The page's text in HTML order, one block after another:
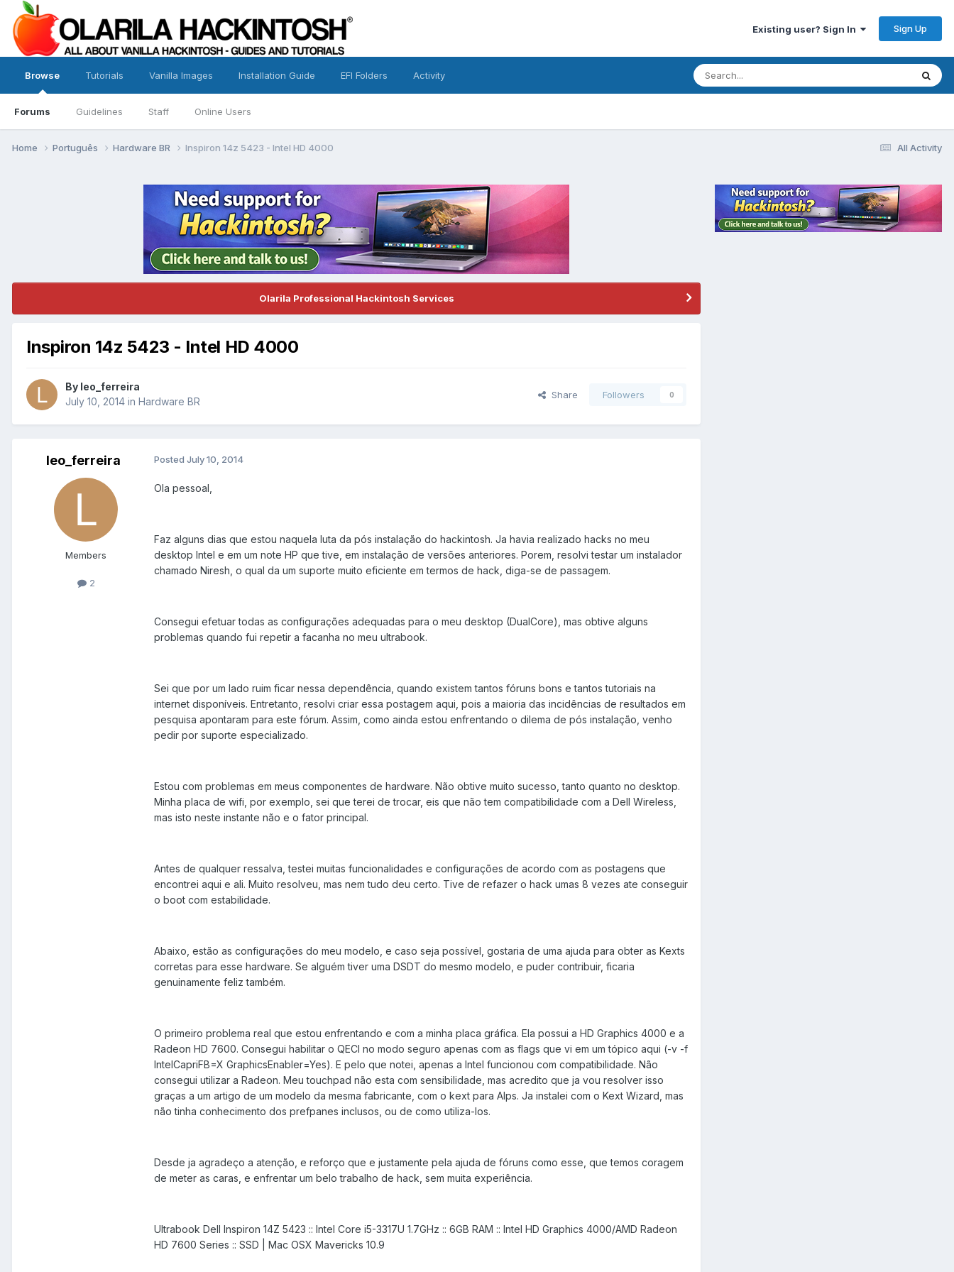
Existing user? Sign In Sign Up
Browse
Forums Guidelines Staff Online Users
Tutorials Vanilla Images Installation Guide EFI Folders Activity
All Activity
Home Português Hardware BR Inspiron 14z 5423 - Intel HD 4000
Olarila Professional Hackintosh Services
Inspiron 14z 5423 - Intel HD 4000
By leo_ferreira
July 10, 2014 in Hardware BR
Share Followers 0
leo_ferreira
Members
2
Posted July 10, 2014
Ola pessoal,
Faz alguns dias que estou naquela luta da pós instalação do hackintosh. Ja havia realizado hacks no meu
desktop Intel e em um note HP que tive, em instalação de versões anteriores. Porem, resolvi testar um instalador
chamado Niresh, o qual da um suporte muito eficiente em termos de hack, diga-se de passagem.
Consegui efetuar todas as configurações adequadas para o meu desktop (DualCore), mas obtive alguns
problemas quando fui repetir a facanha no meu ultrabook.
Sei que por um lado ruim ficar nessa dependência, quando existem tantos fóruns bons e tantos tutoriais na
internet disponíveis. Entretanto, resolvi criar essa postagem aqui, pois a maioria das incidências de resultados em
pesquisa apontaram para este fórum. Assim, como ainda estou enfrentando o dilema de pós instalação, venho
pedir por suporte especializado.
Estou com problemas em meus componentes de hardware. Não obtive muito sucesso, tanto quanto no desktop.
Minha placa de wifi, por exemplo, sei que terei de trocar, eis que não tem compatibilidade com a Dell Wireless,
mas isto neste instante não e o fator principal.
Antes de qualquer ressalva, testei muitas funcionalidades e configurações de acordo com as postagens que
encontrei aqui e ali. Muito resolveu, mas nem tudo deu certo. Tive de refazer o hack umas 8 vezes ate conseguir
o boot com estabilidade.
Abaixo, estão as configurações do meu modelo, e caso seja possível, gostaria de uma ajuda para obter as Kexts
corretas para esse hardware. Se alguém tiver uma DSDT do mesmo modelo, e puder contribuir, ficaria
genuinamente feliz também.
O primeiro problema real que estou enfrentando e com a minha placa gráfica. Ela possui a HD Graphics 4000 e a
Radeon HD 7600. Consegui habilitar o QECI no modo seguro apenas com as flags que vi em um tópico aqui (-v -f
IntelCapriFB=X GraphicsEnabler=Yes). E pelo que notei, apenas a Intel funcionou com compatibilidade. Não
consegui utilizar a Radeon. Meu touchpad não esta com sensibilidade, mas acredito que ja vou resolver isso
graças a um artigo de um modelo da mesma fabricante, com o kext para Alps. Ja instalei com o Kext Wizard, mas
não tinha conhecimento dos prefpanes inclusos, ou de como utiliza-los.
Desde ja agradeço a atenção, e reforço que e justamente pela ajuda de fóruns como esse, que temos coragem
de meter as caras, e enfrentar um belo trabalho de hack, sem muita experiência.
Ultrabook Dell Inspiron 14Z 5423 :: Intel Core i5-3317U 1.7GHz :: 6GB RAM :: Intel HD Graphics 4000/AMD Radeon
HD 7600 Series :: SSD | Mac OSX Mavericks 10.9